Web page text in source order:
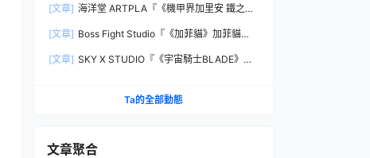
之刃與大魄力火焰特效！
[文章] 海洋堂 ARTPLA『《機甲界加里安 鐵之紋
規再現！
[文章] Boss Fight Studio『《加菲貓》加菲貓
受到的龐大份量！
[文章] SKY X STUDIO『《宇宙騎士BLADE》
Ta的全部動態
文章聚合